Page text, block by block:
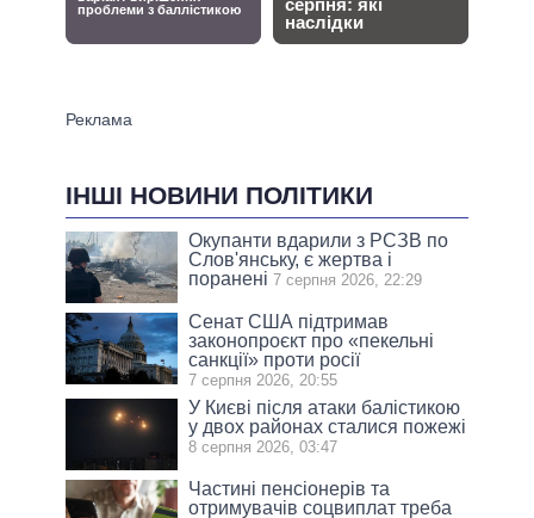
ІНШІ НОВИНИ ПОЛІТИКИ
Окупанти вдарили з РСЗВ по
Слов'янську, є жертва і
поранені 7 серпня 2026, 22:29
Сенат США підтримав
законопроєкт про «пекельні
санкції» проти росії
7 серпня 2026, 20:55
У Києві після атаки балістикою
у двох районах сталися пожежі
8 серпня 2026, 03:47
Частині пенсіонерів та
отримувачів соцвиплат треба